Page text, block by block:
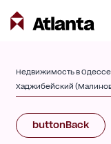
Недвижимость в Одессе
Хаджибейский
buttonBack